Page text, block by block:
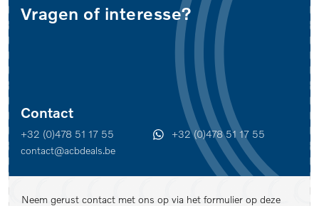
Vragen of interesse?
Contact
+32 (0)478 51 17 55
+32 (0)478 51 17 55
contact@acbdeals.be
Neem gerust contact met ons op via het formulier op deze